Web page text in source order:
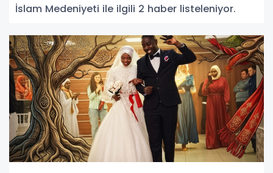
İslam Medeniyeti ile ilgili 2 haber listeleniyor.